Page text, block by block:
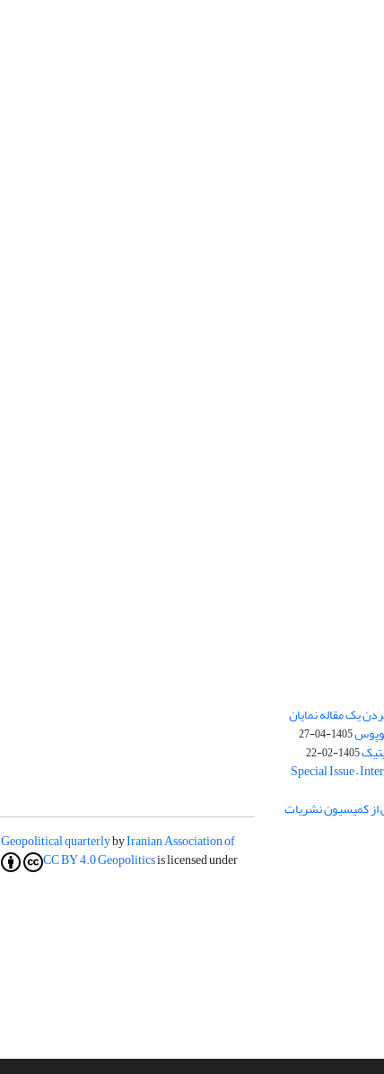
یک مقاله نمایان
1405-04-27
1405-02-22
Special Issue –
از کمیسیون نشریات
Geopolitical quarterlybyIranian Association of
Geopoliticsis licensed under
CC BY 4.0